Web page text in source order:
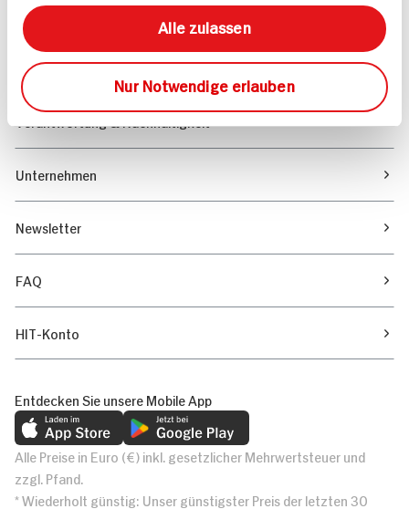
Alle zulassen
Nur Notwendige erlauben
Marktfinder
Unser Magazin
Unternehmen
Newsletter
FAQ
HIT-Konto
Entdecken Sie unsere Mobile App
Alle Preise in Euro (€) inkl. gesetzlicher Mehrwertsteuer und
zzgl. Pfand.
* Wiederholt günstig: Unser günstigster Preis der letzten 30